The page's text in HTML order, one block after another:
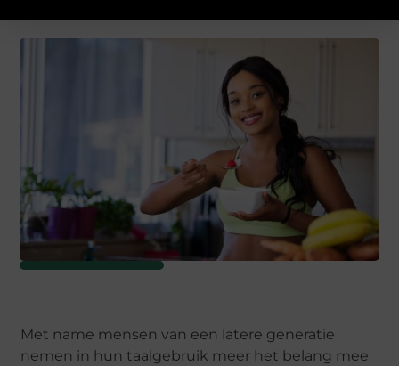
Met name mensen van een latere generatie
nemen in hun taalgebruik meer het belang mee